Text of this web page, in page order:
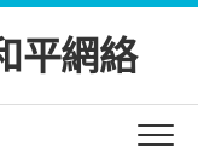
平網絡